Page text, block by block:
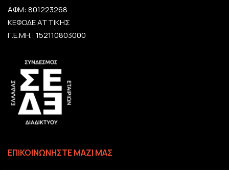
ΑΦΜ: 801223268
ΚΕΦΟΔΕ ΑΤΤΙΚΗΣ
Γ.Ε.ΜΗ.: 152110803000
ΕΠΙΚΟΙΝΩΝΗΣΤΕ ΜΑΖΙ ΜΑΣ